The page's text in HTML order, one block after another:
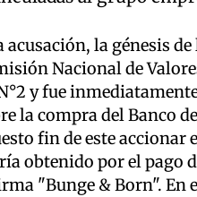
acusación, la génesis
Nacional de
y fue
la compra del Banco
fin de este accionar
obtenido por el pago
"Bunge & Born". En